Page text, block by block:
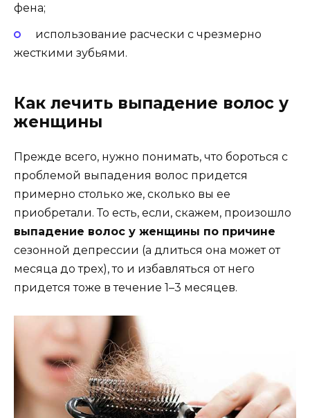
фена;
использование расчески с чрезмерно
жесткими зубьями.
Как лечить выпадение волос у
женщины
Прежде всего, нужно понимать, что бороться с
проблемой выпадения волос придется
примерно столько же, сколько вы ее
приобретали. То есть, если, скажем, произошло
выпадение волос у женщины по причине
сезонной депрессии (а длиться она может от
месяца до трех), то и избавляться от него
придется тоже в течение 1–3 месяцев.